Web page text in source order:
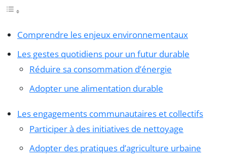
Comprendre les enjeux environnementaux
Les gestes quotidiens pour un futur durable
Réduire sa consommation d’énergie
Adopter une alimentation durable
Les engagements communautaires et collectifs
Participer à des initiatives de nettoyage
Adopter des pratiques d’agriculture urbaine